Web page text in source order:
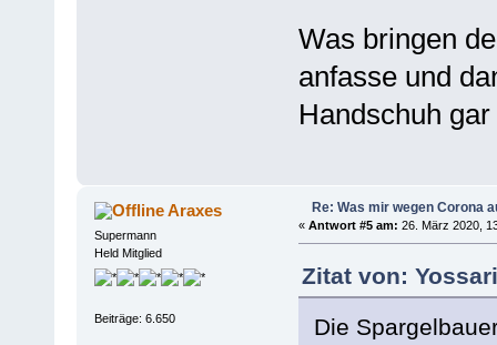
Was bringen
anfasse und
Handschuh
Araxes
Supermann
Held Mitglied
Beiträge: 6.650
Re: Was mir wegen Corona
« Antwort #5 am: 26. März 2020,
Zitat von:
Die